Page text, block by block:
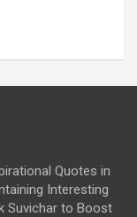
Quotes in
Interesting
Suvichar to Boost